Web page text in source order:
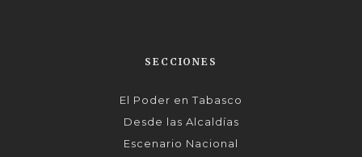
SECCIONES
El Poder en Tabasco
Desde las Alcaldías
Escenario Nacional